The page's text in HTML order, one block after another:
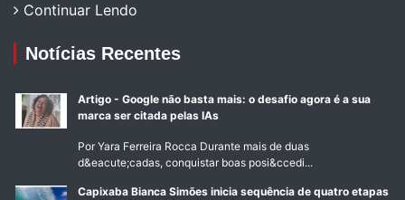
Continuar Lendo
Notícias Recentes
Artigo - Google não basta mais: o desafio agora é a sua
marca ser citada pelas IAs
Por Yara Ferreira Rocca Durante mais de duas
d&eacute;cadas, conquistar boas posi&ccedi...
Capixaba Bianca Simões inicia sequência de quatro etapas